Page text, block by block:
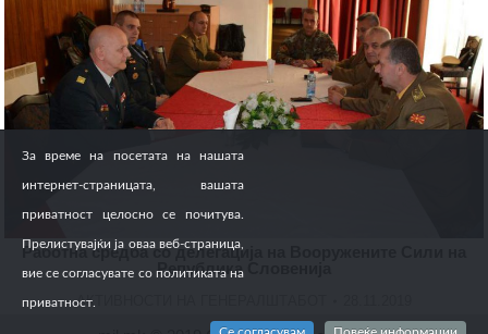
Работна средба со делегација на Вооружените Сили на
Република Словенија
АКТИВНОСТИ НА ГЕНЕРАЛШТАБОТ
За време на посетата на нашата
интернет-страницата, вашата
приватност целосно се почитува.
Прелистувајќи ја оваа веб-страница,
вие се согласувате со политиката на
приватност.